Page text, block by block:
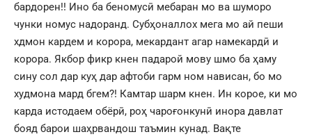
бардорен!! Ино ба беномусӣ мебаран мо ва шуморо
чунки номус надоранд. Субҳоналлох мега мо ай пеши
хдмон кардем и корора, мекардант агар намекардӣ и
корора. Якбор фикр кнен падарой мову шмо ба ҳаму
сину сол дар куҳ дар афтоби гарм ном нависан, бо мо
худмона мард бгем?! Камтар шарм кнен. Ин корое, ки мо
карда истодаем обёрӣ, роҳ чароғонкунӣ инора давлат
бояд барои шаҳрвандош таъмин кунад. Вақте